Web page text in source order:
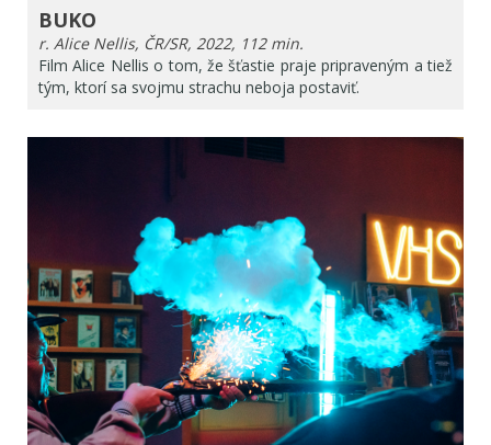
BUKO
r. Alice Nellis, ČR/SR, 2022, 112 min.
Film Alice Nellis o tom, že šťastie praje pripraveným a tiež
tým, ktorí sa svojmu strachu neboja postaviť.